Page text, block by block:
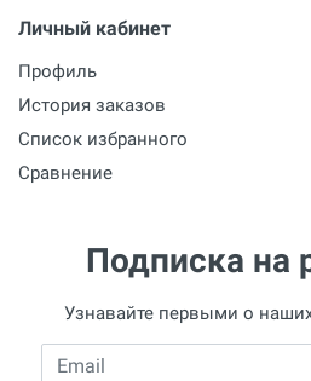
Личный кабинет
Профиль
История заказов
Список избранного
Сравнение
Подписка на
Узнавайте первыми о
Email